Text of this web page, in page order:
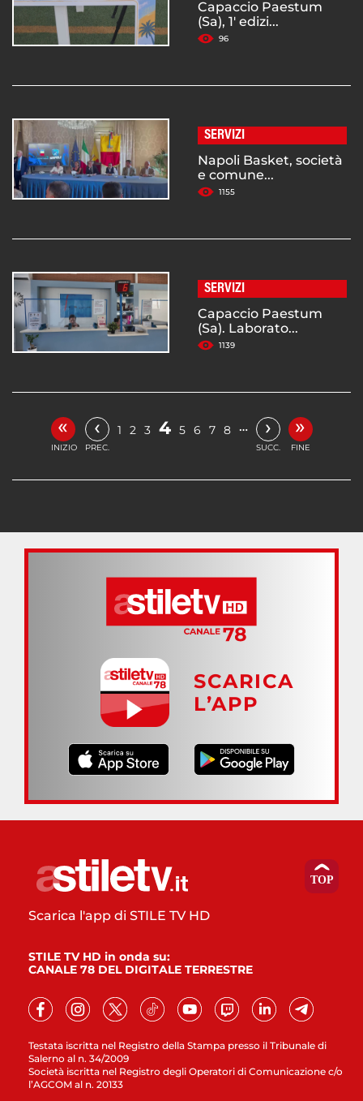
Capaccio Paestum
(Sa), 1' edizi...
96
SERVIZI
Napoli Basket, società
e comune...
1155
SERVIZI
Capaccio Paestum
(Sa). Laborato...
1139
«
INIZIO
‹
PREC.
1 2 3 4 5 6 7 8 … ›
SUCC.
»
FINE
SCARICA
L’APP
Testata iscritta nel Registro della Stampa presso il Tribunale di
Salerno al n. 34/2009
Società iscritta nel Registro degli Operatori di Comunicazione c/o
l’AGCOM al n. 20133
Scarica l'app di STILE TV HD
STILE TV HD in onda su:
CANALE 78 DEL DIGITALE TERRESTRE